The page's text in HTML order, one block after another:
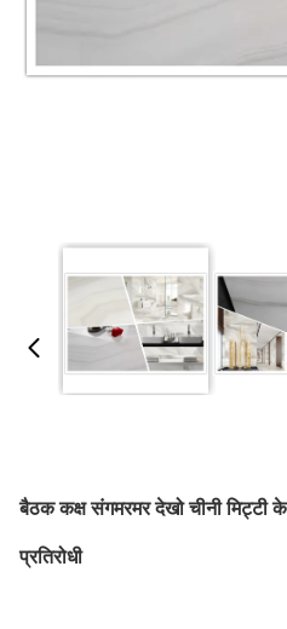
बैठक कक्ष संगमरमर देखो चीनी मिट्टी
प्रतिरोधी